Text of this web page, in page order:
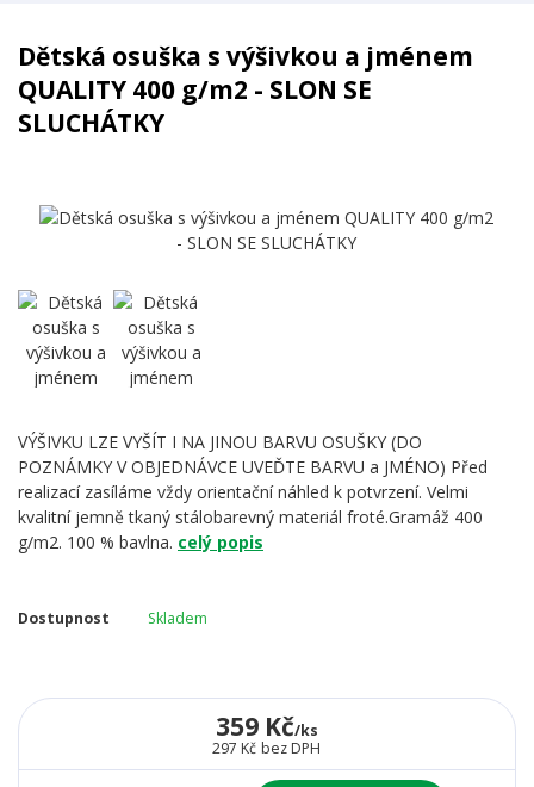
Dětská osuška s výšivkou a jménem
QUALITY 400 g/m2 - SLON SE
SLUCHÁTKY
VÝŠIVKU LZE VYŠÍT I NA JINOU BARVU OSUŠKY (DO
POZNÁMKY V OBJEDNÁVCE UVEĎTE BARVU a JMÉNO) Před
realizací zasíláme vždy orientační náhled k potvrzení. Velmi
kvalitní jemně tkaný stálobarevný materiál froté.Gramáž 400
g/m2. 100 % bavlna. celý popis
Dostupnost Skladem
359 Kč/ks
297 Kč bez DPH